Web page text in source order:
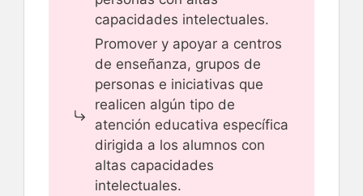
capacidades intelectuales.
Promover y apoyar a centros
de enseñanza, grupos de
personas e iniciativas que
realicen algún tipo de
atención educativa específica
dirigida a los alumnos con
altas capacidades
intelectuales.